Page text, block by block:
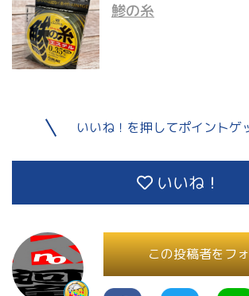
鯵の糸
いいね！を押してポイントゲ
いいね！
この投稿者をフ